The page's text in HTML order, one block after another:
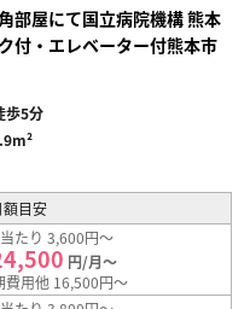
部屋にて国立病院機構 熊本
付・エレベーター付熊本市
歩5分
額目安
たり 3,600円～
円/月～
費用他 16,500円～